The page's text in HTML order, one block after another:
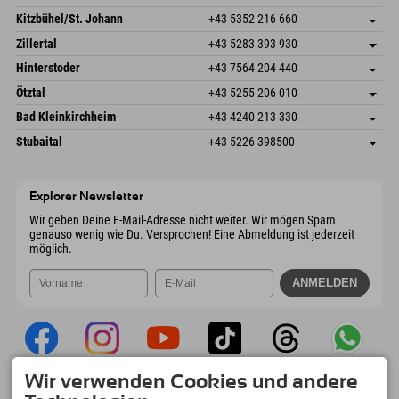
Dorfstr. 127b
6793 Gaschurn/Montafon
Österreich
Adresse speichern
Buchen
Kitzbühel/St. Johann +43 5352 216 660
Speckbacherstraße 87
Österreich
Adresse speichern
Buchen
Zillertal +43 5283 393 930
Schmiedau 2
Österreich
Adresse speichern
Buchen
Hinterstoder +43 7564 204 440
Freizeitpark 10
Österreich
Adresse speichern
Buchen
Ötztal +43 5255 206 010
Gscheat 14
Österreich
Adresse speichern
Buchen
Bad Kleinkirchheim +43 4240 213 330
Dorfstraße 24
Adresse speichern
Stubaital +43 5226 398500
Explorer Newsletter
Wir geben Deine E-Mail-Adresse nicht weiter. Wir mögen Spam
genauso wenig wie Du. Versprochen! Eine Abmeldung ist jederzeit
möglich.
Wir verwenden Cookies und andere